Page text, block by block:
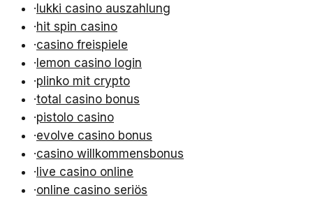
·lukki casino auszahlung
·hit spin casino
·casino freispiele
·lemon casino login
·plinko mit crypto
·total casino bonus
·pistolo casino
·evolve casino bonus
·casino willkommensbonus
·live casino online
·online casino seriös